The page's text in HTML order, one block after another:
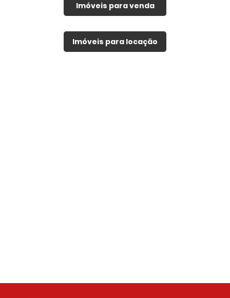
Favoritos
Anuncie
Imóveis para venda
Imóveis para locação